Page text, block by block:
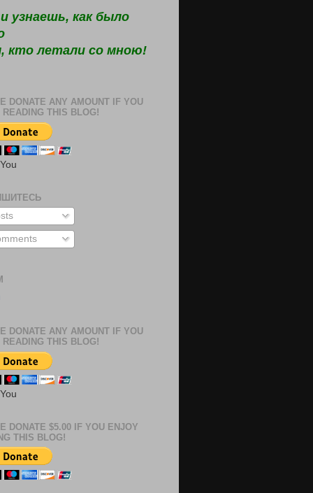
узнаешь, как было
кто летали со мною!
DONATE ANY AMOUNT IF YOU
READING THIS BLOG!
DONATE ANY AMOUNT IF YOU
READING THIS BLOG!
DONATE $5.00 IF YOU ENJOY
THIS BLOG!